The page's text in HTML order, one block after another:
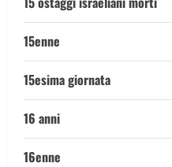
15enne
15esima giornata
16 anni
16enne